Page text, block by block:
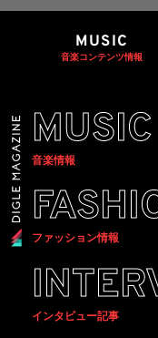
MUSIC
音楽コンテンツ情報
MUSIC
音楽情報
ファッション情報
インタビュー記事